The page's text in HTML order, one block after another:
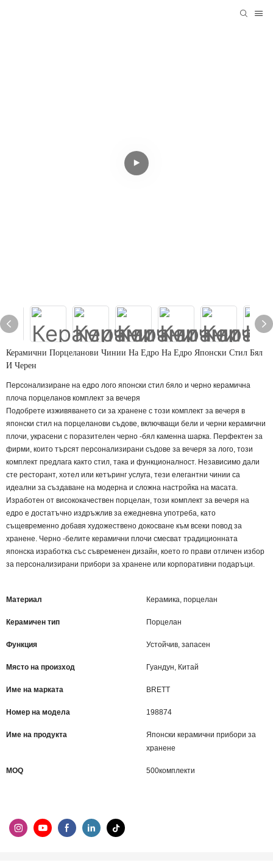
Керамични Порцеланови Чинии На Едро На Едро Японски Стил Бял
И Черен
Персонализиране на едро лого японски стил бяло и черно керамична
плоча порцеланов комплект за вечеря
Подобрете изживяването си за хранене с този комплект за вечеря в
японски стил на порцеланови съдове, включващи бели и черни керамични
плочи, украсени с поразителен черно -бял каменна шарка. Перфектен за
фирми, които търсят персонализирани съдове за вечеря за лого, този
комплект предлага както стил, така и функционалност. Независимо дали
сте ресторант, хотел или кетъринг услуга, тези елегантни чинии са
идеални за създаване на модерна и сложна настройка на масата.
Изработен от висококачествен порцелан, този комплект за вечеря на
едро е достатъчно издръжлив за ежедневна употреба, като
същевременно добавя художествено докосване към всеки повод за
хранене. Черно -белите керамични плочи смесват традиционната
японска изработка със съвременен дизайн, което го прави отличен избор
за персонализирани прибори за хранене или корпоративни подаръци.
Материал Керамика, порцелан
Керамичен тип Порцелан
Функция Устойчив, запасен
Място на произход Гуандун, Китай
Име на марката BRETT
Номер на модела 198874
Име на продукта
Японски керамични прибори за
хранене
MOQ 500комплекти